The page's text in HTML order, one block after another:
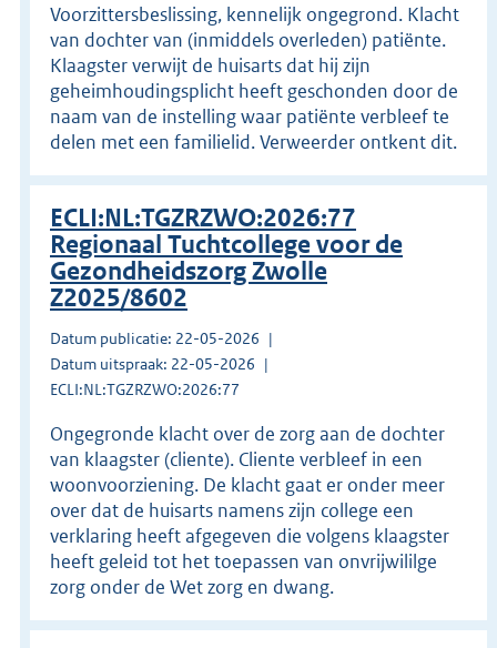
Voorzittersbeslissing, kennelijk ongegrond. Klacht
van dochter van (inmiddels overleden) patiënte.
Klaagster verwijt de huisarts dat hij zijn
geheimhoudingsplicht heeft geschonden door de
naam van de instelling waar patiënte verbleef te
delen met een familielid. Verweerder ontkent dit.
ECLI:NL:TGZRZWO:2026:77
Regionaal Tuchtcollege voor de
Gezondheidszorg Zwolle
Z2025/8602
Datum publicatie: 22-05-2026
Datum uitspraak: 22-05-2026
ECLI:NL:TGZRZWO:2026:77
Ongegronde klacht over de zorg aan de dochter
van klaagster (cliente). Cliente verbleef in een
woonvoorziening. De klacht gaat er onder meer
over dat de huisarts namens zijn college een
verklaring heeft afgegeven die volgens klaagster
heeft geleid tot het toepassen van onvrijwililge
zorg onder de Wet zorg en dwang.